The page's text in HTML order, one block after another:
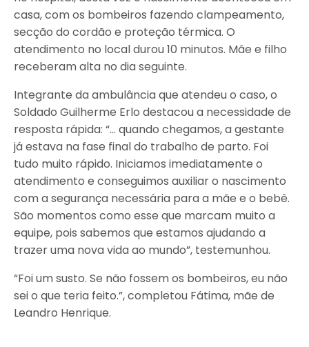
casa, com os bombeiros fazendo clampeamento,
secção do cordão e proteção térmica. O
atendimento no local durou 10 minutos. Mãe e filho
receberam alta no dia seguinte.
Integrante da ambulância que atendeu o caso, o
Soldado Guilherme Erlo destacou a necessidade de
resposta rápida: “… quando chegamos, a gestante
já estava na fase final do trabalho de parto. Foi
tudo muito rápido. Iniciamos imediatamente o
atendimento e conseguimos auxiliar o nascimento
com a segurança necessária para a mãe e o bebê.
São momentos como esse que marcam muito a
equipe, pois sabemos que estamos ajudando a
trazer uma nova vida ao mundo”, testemunhou.
“Foi um susto. Se não fossem os bombeiros, eu não
sei o que teria feito.”, completou Fátima, mãe de
Leandro Henrique.